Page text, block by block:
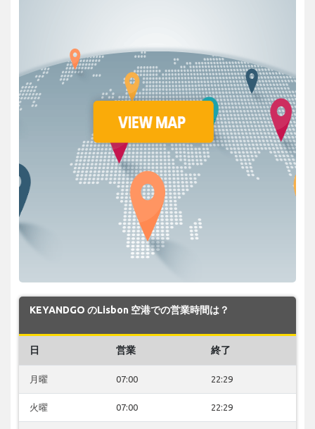
KEYANDGO のLisbon 空港での営業時間は？
日 営業 終了
月曜 07:00 22:29
火曜 07:00 22:29